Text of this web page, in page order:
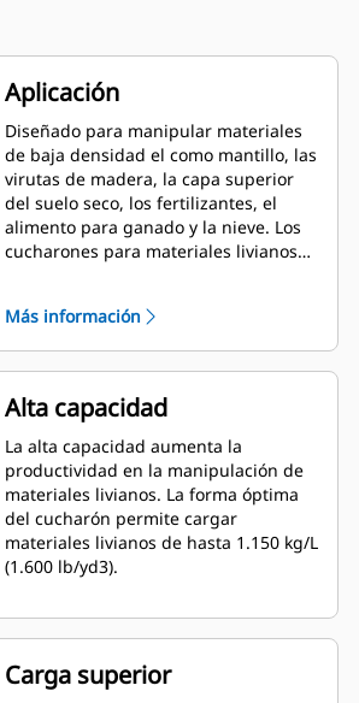
Aplicación
Diseñado para manipular materiales
de baja densidad el como mantillo, las
virutas de madera, la capa superior
del suelo seco, los fertilizantes, el
alimento para ganado y la nieve. Los
cucharones para materiales livianos
materiales de densidad liviana en
agricultura, manipulación de
desperdicios y otros segmentos. En
general, para estas aplicaciones se
necesitan fuerzas de desprendimiento
de moderadas a livianas. El factor de
llenado de los cucharones de la Serie
Performance puede llegar a un 115 %
por sobre la capacidad especificada.
Más información
Alta capacidad
La alta capacidad aumenta la
productividad en la manipulación de
materiales livianos. La forma óptima
del cucharón permite cargar
materiales livianos de hasta 1.150 kg/L
(1.600 lb/yd3).
Carga superior